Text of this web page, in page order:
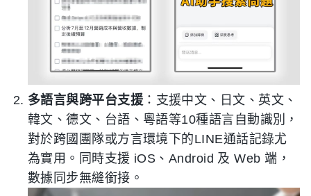
多語言與跨平台支援 ：支援中文、日文、英文、
韓文、德文、台語、粵語等10種語言自動識別，
對於跨國團隊或方言環境下的LINE通話記錄尤
為實用。同時支援 iOS、Android 及 Web 端，
數據同步無縫銜接。